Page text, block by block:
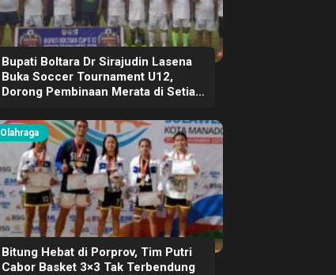
Bupati Boltara Dr Sirajudin Lasena
Buka Soccer Tournament U12,
Dorong Pembinaan Merata di Setiap
Olahraga
Bitung Hebat di Porprov, Tim Putri
Cabor Basket 3×3 Tak Terbendung